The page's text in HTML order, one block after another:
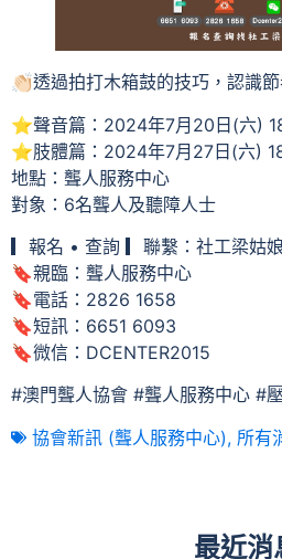
👏🏻透過拍打木箱鼓的技巧，認識
⭐聲音篇：2024年7月20日(六)
⭐肢體篇：2024年7月27日(六)
地點：聾人服務中心
對象：6名聾人及聽障人士
▎報名 • 查詢 ▎聯繫：社工梁姑娘
🔖親臨：聾人服務中心
🔖電話：2826 1658
🔖短訊：6651 6093
🔖微信：DCENTER2015
#澳門聾人協會 #聾人服務中心 #
協會新訊 (聾人服務中心), 所有
最近消